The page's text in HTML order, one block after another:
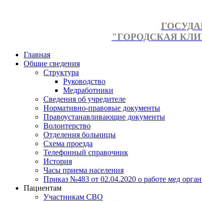
"ГОРОДСКАЯ
Главная
Общие сведения
Структура
Руководство
Медработники
Сведения об учредителе
Нормативно-правовые документы
Правоустанавливающие документы
Волонтерство
Отделения больницы
Схема проезда
Телефонный справочник
История
Часы приема населения
Приказ №483 от 02.04.2020 о работе мед
Пациентам
Участникам СВО